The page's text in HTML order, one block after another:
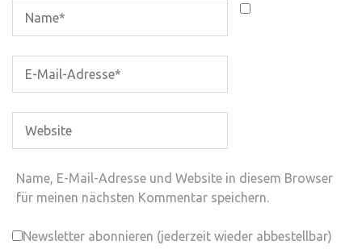
Name, E-Mail-Adresse und Website in diesem Browser
für meinen nächsten Kommentar speichern.
Newsletter abonnieren (jederzeit wieder abbestellbar)